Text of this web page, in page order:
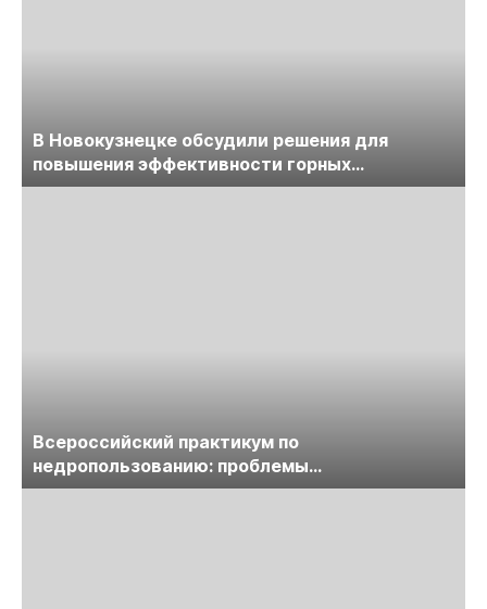
В Новокузнецке обсудили решения для
повышения эффективности горных
предприятий
Всероссийский практикум по
недропользованию: проблемы
лицензирования, цифровизации, экспертизы